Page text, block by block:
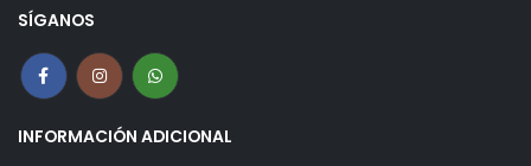
SÍGANOS
INFORMACIÓN ADICIONAL